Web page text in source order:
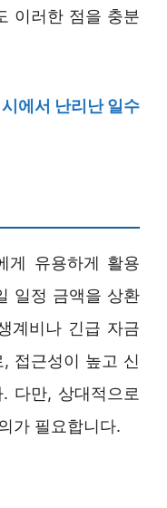
이러한 점을 충분
에서 난리난 일수
게 유용하게 활용
일정 금액을 상환
계비나 긴급 자금
접근성이 높고 신
다만, 상대적으로
가 필요합니다.